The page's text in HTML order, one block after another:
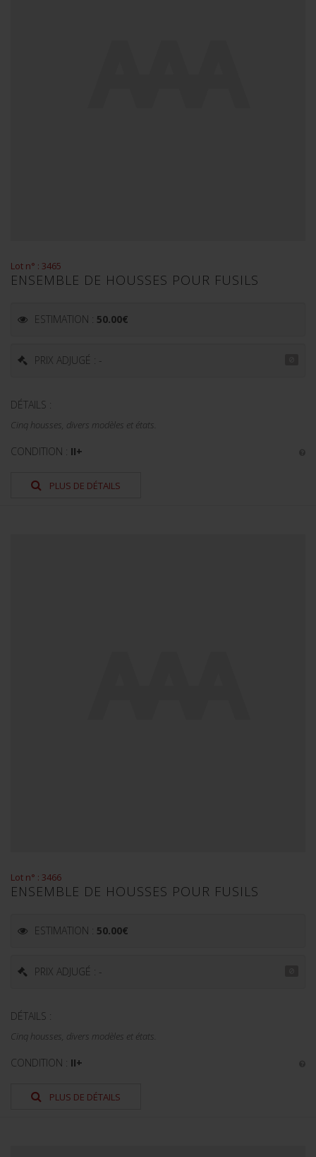
Lot n° : 3465
ENSEMBLE DE HOUSSES POUR FUSILS
ESTIMATION : 50.00€
PRIX ADJUGÉ : -
DÉTAILS :
Cinq housses, divers modèles et états.
CONDITION : II+
PLUS DE DÉTAILS
Lot n° : 3466
ENSEMBLE DE HOUSSES POUR FUSILS
ESTIMATION : 50.00€
PRIX ADJUGÉ : -
DÉTAILS :
Cinq housses, divers modèles et états.
CONDITION : II+
PLUS DE DÉTAILS